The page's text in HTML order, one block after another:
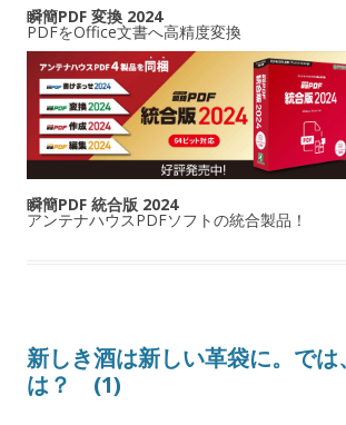
瞬簡PDF 変換 2024
PDFをOffice文書へ高精度変換
瞬簡PDF 統合版 2024
アンテナハウスPDFソフトの統合製品！
新しき酒は新しい革袋に。では
は？ (1)